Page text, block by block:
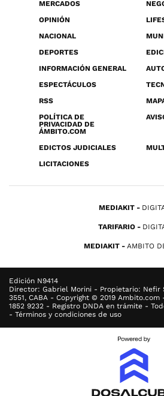
MERCADOS
OPINIÓN
NACIONAL
DEPORTES
INFORMACIÓN GENERAL
ESPECTÁCULOS
RSS
POLÍTICA DE
PRIVACIDAD DE
ÁMBITO.COM
EDICTOS JUDICIALES
LICITACIONES
MEDIAKIT
TARIFARIO
MEDIAKIT AMBITO
Edición N9414
Director: Gabriel Morini - Propietario: Nefir
3551, CABA - Copyright © 2019
1852 9232 - Registro DNDA en trámite -
- Términos y condiciones de uso